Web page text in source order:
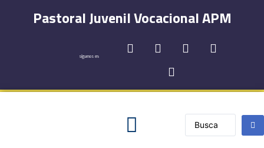
Pastoral Juvenil Vocacional APM
síguenos en: